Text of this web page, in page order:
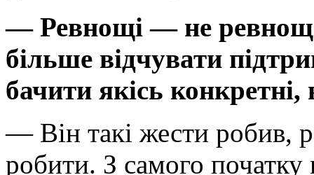
— Ревнощі — не
більше відчувати
бачити якісь
— Він такі жести робив,
робити. З самого